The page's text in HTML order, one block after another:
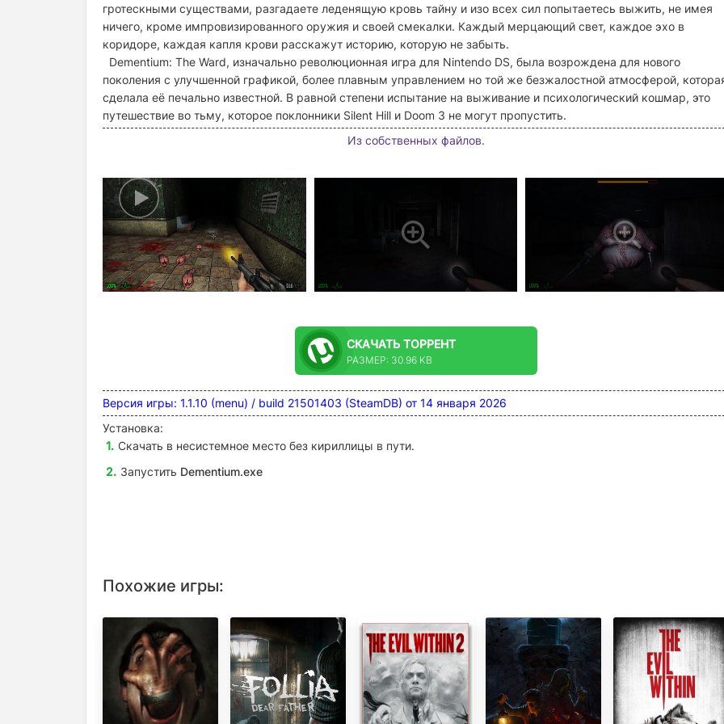
гротескными существами, разгадаете леденящую кровь тайну и изо всех сил попытаетесь выжить, не имея
ничего, кроме импровизированного оружия и своей смекалки. Каждый мерцающий свет, каждое эхо в
коридоре, каждая капля крови расскажут историю, которую не забыть.
Dementium: The Ward, изначально революционная игра для Nintendo DS, была возрождена для нового
поколения с улучшенной графикой, более плавным управлением но той же безжалостной атмосферой,
сделала её печально известной. В равной степени испытание на выживание и психологический кошмар, это
путешествие во тьму, которое поклонники Silent Hill и Doom 3 не могут пропустить.
Из собственных файлов.
СКАЧАТЬ ТОРРЕНТ
РАЗМЕР: 30.96 KB
Версия игры: 1.1.10 (menu) / build 21501403 (SteamDB) от 14 января 2026
Установка:
Скачать в несистемное место без кириллицы в пути.
Запустить Dementium.exe
Похожие игры: